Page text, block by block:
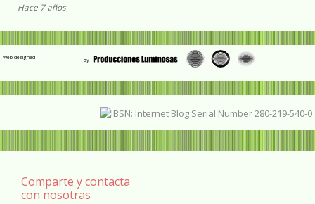
Hace 7 años
Web designed
Comparte y contacta
con nosotras